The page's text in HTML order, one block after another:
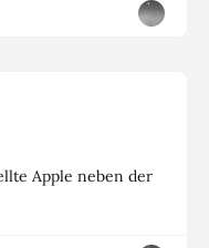
Apple neben der